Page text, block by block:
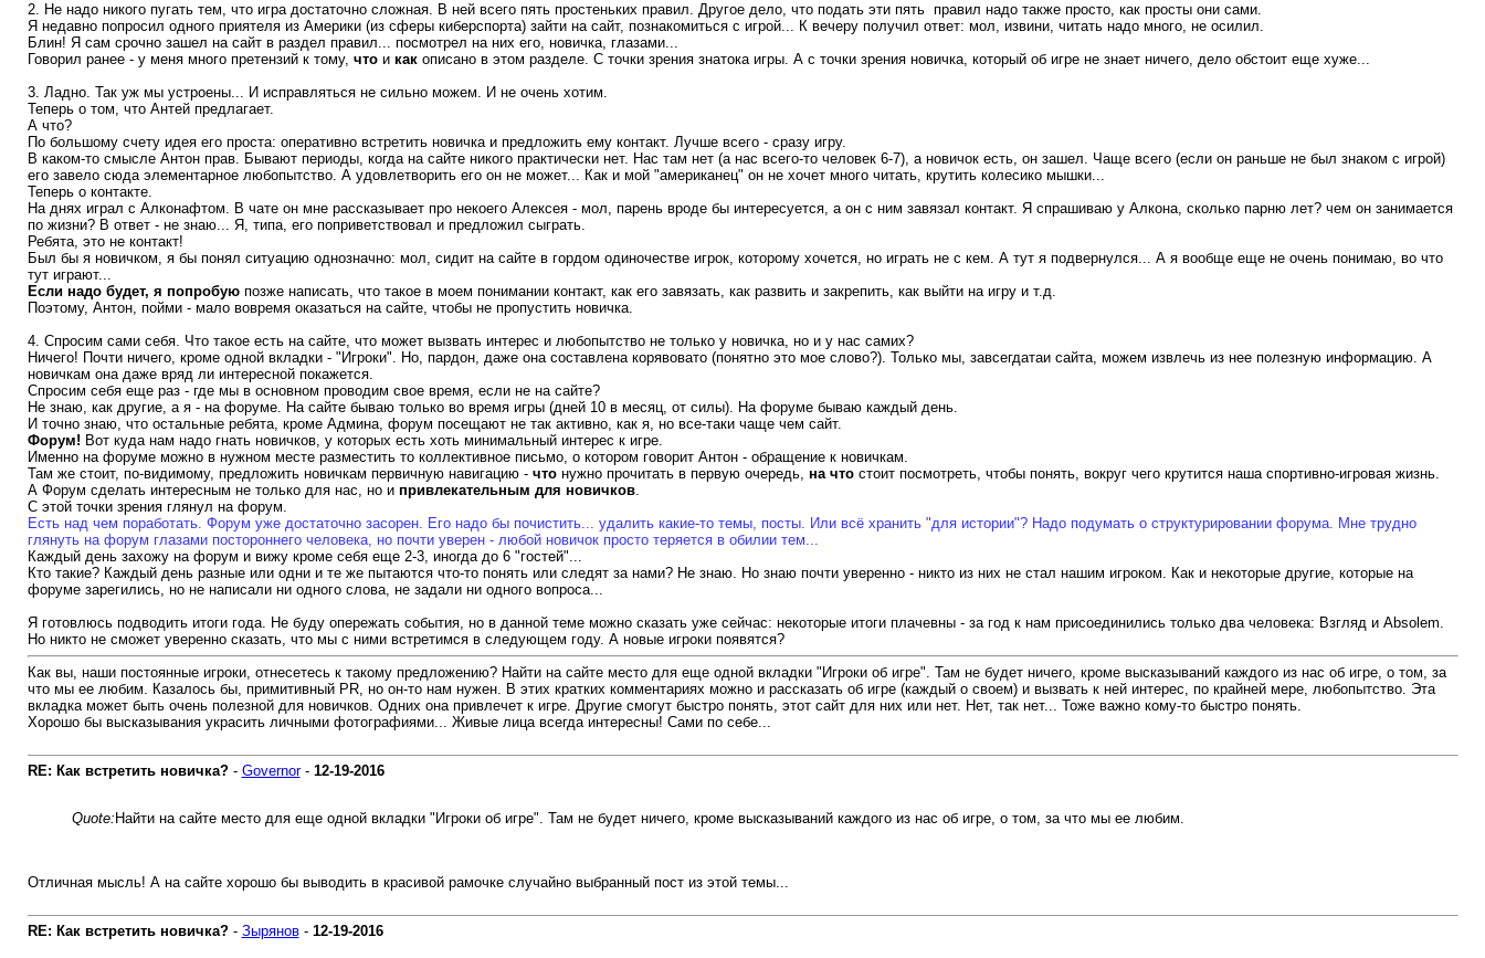
2. Не надо никого пугать тем, что игра достаточно сложная. В ней всего пять простеньких правил. Другое дело, что подать эти пять правил надо также просто, как просты они сами.
Я недавно попросил одного приятеля из Америки (из сферы киберспорта) зайти на сайт, познакомиться с игрой... К вечеру получил ответ: мол, извини, читать надо много, не осилил.
Блин! Я сам срочно зашел на сайт в раздел правил... посмотрел на них его, новичка, глазами...
Говорил ранее - у меня много претензий к тому, что и как описано в этом разделе. С точки зрения знатока игры. А с точки зрения новичка, который об игре не знает ничего, дело обстоит еще хуже...
3. Ладно. Так уж мы устроены... И исправляться не сильно можем. И не очень хотим.
Теперь о том, что Антей предлагает.
А что?
По большому счету идея его проста: оперативно встретить новичка и предложить ему контакт. Лучше всего - сразу игру.
В каком-то смысле Антон прав. Бывают периоды, когда на сайте никого практически нет. Нас там нет (а нас всего-то человек 6-7), а новичок есть, он зашел. Чаще всего (если он раньше не был знаком с игрой)
его завело сюда элементарное любопытство. А удовлетворить его он не может... Как и мой "американец" он не хочет много читать, крутить колесико мышки...
Теперь о контакте.
На днях играл с Алконафтом. В чате он мне рассказывает про некоего Алексея - мол, парень вроде бы интересуется, а он с ним завязал контакт. Я спрашиваю у Алкона, сколько парню лет? чем он занимается
по жизни? В ответ - не знаю... Я, типа, его поприветствовал и предложил сыграть.
Ребята, это не контакт!
Был бы я новичком, я бы понял ситуацию однозначно: мол, сидит на сайте в гордом одиночестве игрок, которому хочется, но играть не с кем. А тут я подвернулся... А я вообще еще не очень понимаю, во что
тут играют...
Если надо будет, я попробуюпозже написать, что такое в моем понимании контакт, как его завязать, как развить и закрепить, как выйти на игру и т.д.
Поэтому, Антон, пойми - мало вовремя оказаться на сайте, чтобы не пропустить новичка.
4. Спросим сами себя. Что такое есть на сайте, что может вызвать интерес и любопытство не только у новичка, но и у нас самих?
Ничего! Почти ничего, кроме одной вкладки - "Игроки". Но, пардон, даже она составлена корявовато (понятно это мое слово?). Только мы, завсегдатаи сайта, можем извлечь из нее полезную информацию. А
новичкам она даже вряд ли интересной покажется.
Спросим себя еще раз - где мы в основном проводим свое время, если не на сайте?
Не знаю, как другие, а я - на форуме. На сайте бываю только во время игры (дней 10 в месяц, от силы). На форуме бываю каждый день.
И точно знаю, что остальные ребята, кроме Админа, форум посещают не так активно, как я, но все-таки чаще чем сайт.
Форум! Вот куда нам надо гнать новичков, у которых есть хоть минимальный интерес к игре.
Именно на форуме можно в нужном месте разместить то коллективное письмо, о котором говорит Антон - обращение к новичкам.
Там же стоит, по-видимому, предложить новичкам первичную навигацию - чтонужно прочитать в первую очередь, на чтостоит посмотреть, чтобы понять, вокруг чего крутится наша спортивно-игровая жизнь.
А Форум сделать интересным не только для нас, но и привлекательным для новичков.
С этой точки зрения глянул на форум.
Есть над чем поработать. Форум уже достаточно засорен. Его надо бы почистить... удалить какие-то темы, посты. Или всё хранить "для истории"? Надо подумать о структурировании форума. Мне трудно
глянуть на форум глазами постороннего человека, но почти уверен - любой новичок просто теряется в обилии тем...
Каждый день захожу на форум и вижу кроме себя еще 2-3, иногда до 6 "гостей"...
Кто такие? Каждый день разные или одни и те же пытаются что-то понять или следят за нами? Не знаю. Но знаю почти уверенно - никто из них не стал нашим игроком. Как и некоторые другие, которые на
форуме зарегились, но не написали ни одного слова, не задали ни одного вопроса...
Я готовлюсь подводить итоги года. Не буду опережать события, но в данной теме можно сказать уже сейчас: некоторые итоги плачевны - за год к нам присоединились только два человека: Взгляд и Absolem.
Но никто не сможет уверенно сказать, что мы с ними встретимся в следующем году. А новые игроки появятся?
Как вы, наши постоянные игроки, отнесетесь к такому предложению? Найти на сайте место для еще одной вкладки "Игроки об игре". Там не будет ничего, кроме высказываний каждого из нас об игре, о том, за
что мы ее любим. Казалось бы, примитивный PR, но он-то нам нужен. В этих кратких комментариях можно и рассказать об игре (каждый о своем) и вызвать к ней интерес, по крайней мере, любопытство. Эта
вкладка может быть очень полезной для новичков. Одних она привлечет к игре. Другие смогут быстро понять, этот сайт для них или нет. Нет, так нет... Тоже важно кому-то быстро понять.
Хорошо бы высказывания украсить личными фотографиями... Живые лица всегда интересны! Сами по себе...
RE: Как встретить новичка?- Governor- 12-19-2016
Quote: Найти на сайте место для еще одной вкладки "Игроки об игре". Там не будет ничего, кроме высказываний каждого из нас об игре, о том, за что мы ее любим.
Отличная мысль! А на сайте хорошо бы выводить в красивой рамочке случайно выбранный пост из этой темы...
RE: Как встретить новичка?- Зырянов- 12-19-2016